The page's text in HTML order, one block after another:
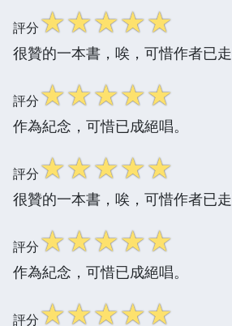
評分☆☆☆☆☆
很贊的一本書，唉，可惜作者已走
評分☆☆☆☆☆
作為紀念，可惜已成絕唱。
評分☆☆☆☆☆
很贊的一本書，唉，可惜作者已走
評分☆☆☆☆☆
作為紀念，可惜已成絕唱。
評分☆☆☆☆☆